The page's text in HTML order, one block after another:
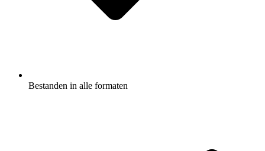
Bestanden in alle formaten